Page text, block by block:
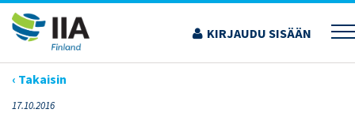
Siirry
sisältöön
KIRJAUDU SISÄÄN
›VERKOTTUMINEN SUOMESSA JA KANSAINVÄLISESTI
‹ Takaisin
17.10.2016